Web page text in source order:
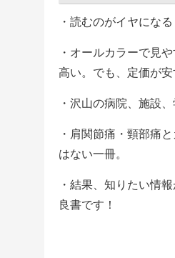
・読むのがイヤにな
・オールカラーで見
高い。でも、定価が安
・沢山の病院、施設
・肩関節痛・頸部痛
はない一冊。
・結果、知りたい情
良書です！